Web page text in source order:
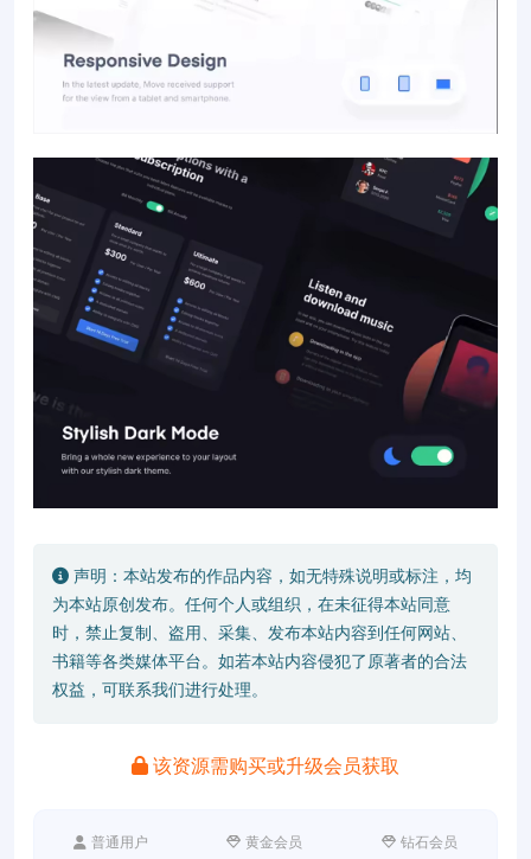
声明：本站发布的作品内容，如无特殊说明或标注，均
为本站原创发布。任何个人或组织，在未征得本站同意
时，禁止复制、盗用、采集、发布本站内容到任何网站、
书籍等各类媒体平台。如若本站内容侵犯了原著者的合法
权益，可联系我们进行处理。
该资源需购买或升级会员获取
普通用户 黄金会员 钻石会员